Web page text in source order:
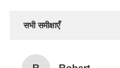
सभी समीक्षाएँ